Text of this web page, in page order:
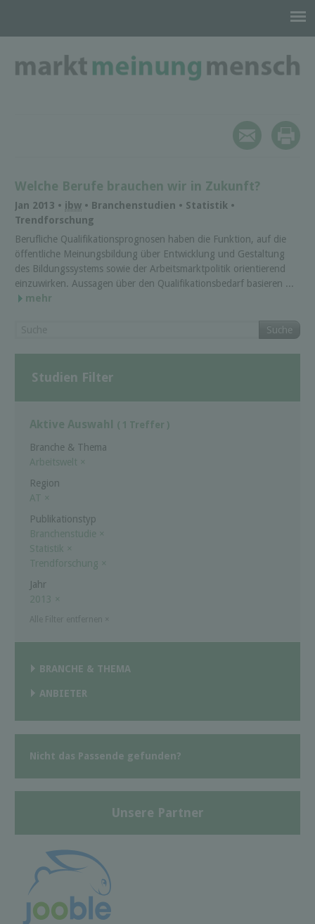
Welche Berufe brauchen wir in Zukunft?
Jan 2013 • ibw • Branchenstudien • Statistik •
Trendforschung
Berufliche Qualifikationsprognosen haben die Funktion, auf die
öffentliche Meinungsbildung über Entwicklung und Gestaltung
des Bildungssystems sowie der Arbeitsmarktpolitik orientierend
einzuwirken. Aussagen über den Qualifikationsbedarf basieren ...
mehr
Suche
Studien Filter
Aktive Auswahl ( 1 Treffer )
Branche & Thema
Arbeitswelt ×
Region
AT ×
Publikationstyp
Branchenstudie ×
Statistik ×
Trendforschung ×
Jahr
2013 ×
BRANCHE & THEMA
ANBIETER
Nicht das Passende gefunden?
Unsere Partner